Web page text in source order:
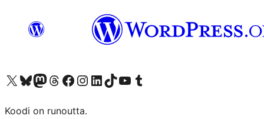
Visit our X (formerly Twitter) account
Visit our Bluesky account
Visit our Mastodon account
Visit our Threads account
Visit our Facebook page
Visit our Instagram account
Visit our LinkedIn account
Visit our TikTok account
Näytä YouTube-kanava
Visit our Tumblr account
Koodi on runoutta.